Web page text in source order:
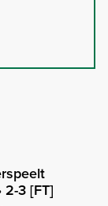
2-3 [FT]